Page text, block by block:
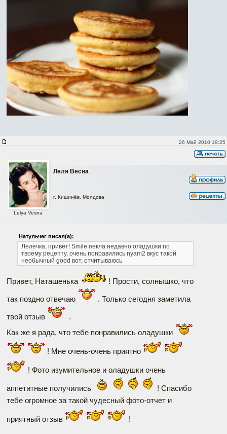
26 Май 2010 19:25
Леля Весна
Lelya Vesna
г. Кишинёв, Молдова
Натульчег писал(а):
Лелечка, привет! Smile пекла недавно оладушки по
твоему рецепту, очень понравились nyam2 вкус такой
необычный good вот, отчитываюсь
Привет, Наташенька ! Прости, солнышко, что
так поздно отвечаю . Только сегодня заметила
твой отзыв
.
Как же я рада, что тебе понравились оладушки
! Мне очень-очень приятно
! Фото изумительное и оладушки очень
аппетитные получились
! Спасибо
тебе огромное за такой чудесный фото-отчет и
приятный отзыв !